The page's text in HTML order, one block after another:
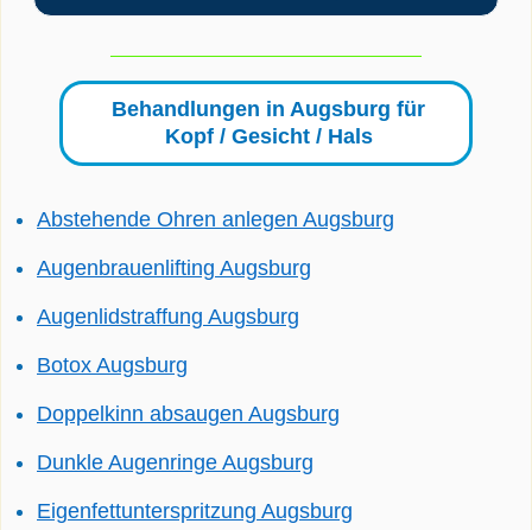
Behandlungen in Augsburg für
Kopf / Gesicht / Hals
Abstehende Ohren anlegen Augsburg
Augenbrauenlifting Augsburg
Augenlidstraffung Augsburg
Botox Augsburg
Doppelkinn absaugen Augsburg
Dunkle Augenringe Augsburg
Eigenfettunterspritzung Augsburg